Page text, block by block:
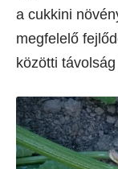
a cukkini
megfelelő
közötti